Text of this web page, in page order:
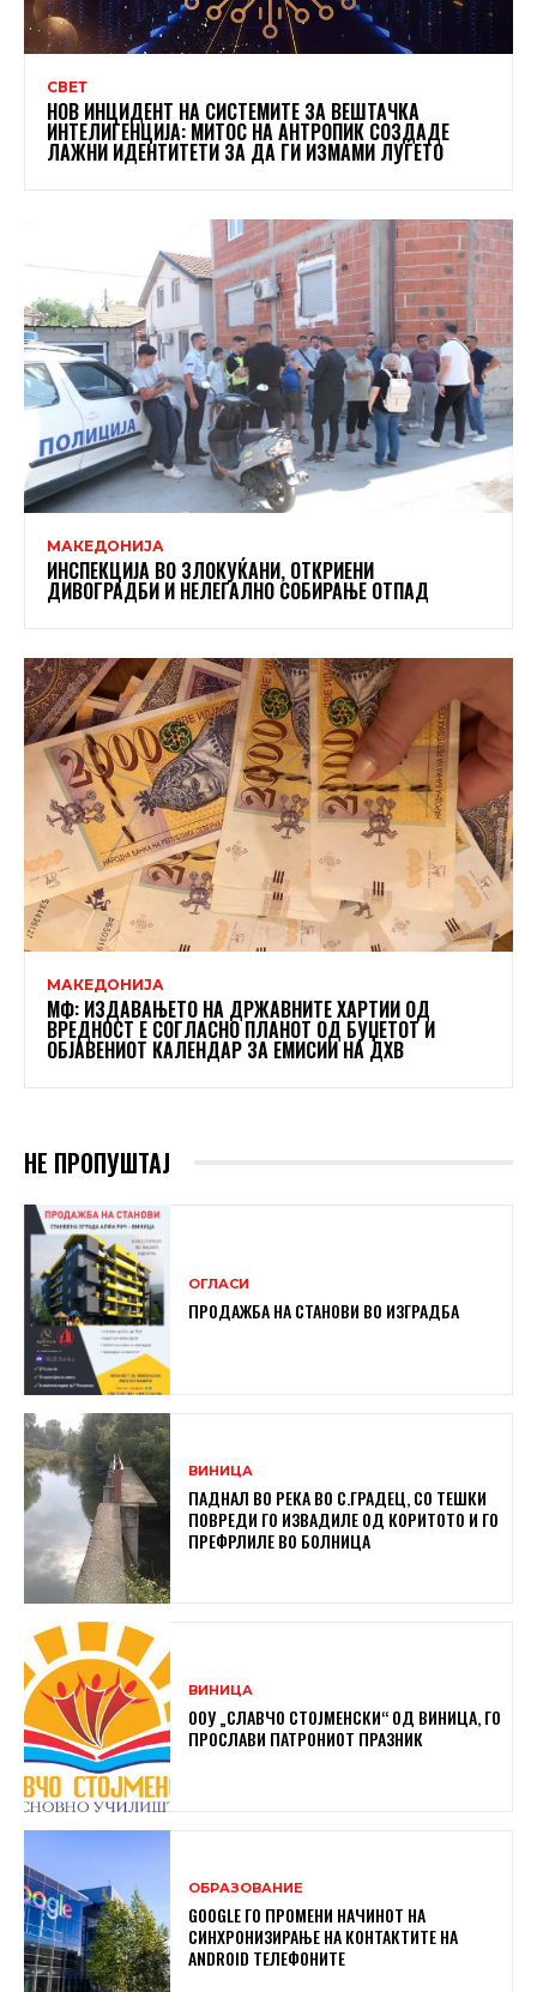
СВЕТ
НОВ ИНЦИДЕНТ НА СИСТЕМИТЕ ЗА ВЕШТАЧКА
ИНТЕЛИГЕНЦИЈА: МИТОС НА АНТРОПИК СОЗДАДЕ
ЛАЖНИ ИДЕНТИТЕТИ ЗА ДА ГИ ИЗМАМИ ЛУЃЕТО
МАКЕДОНИЈА
ИНСПЕКЦИЈА ВО ЗЛОКУЌАНИ, ОТКРИЕНИ
ДИВОГРАДБИ И НЕЛЕГАЛНО СОБИРАЊЕ ОТПАД
МАКЕДОНИЈА
МФ: ИЗДАВАЊЕТО НА ДРЖАВНИТЕ ХАРТИИ ОД
ВРЕДНОСТ Е СОГЛАСНО ПЛАНОТ ОД БУЏЕТОТ И
ОБЈАВЕНИОТ КАЛЕНДАР ЗА ЕМИСИИ НА ДХВ
НЕ ПРОПУШТАЈ
ОГЛАСИ
ПРОДАЖБА НА СТАНОВИ ВО ИЗГРАДБА
ВИНИЦА
ПАДНАЛ ВО РЕКА ВО С.ГРАДЕЦ, СО ТЕШКИ
ПОВРЕДИ ГО ИЗВАДИЛЕ ОД КОРИТОТО И ГО
ПРЕФРЛИЛЕ ВО БОЛНИЦА
ВИНИЦА
ООУ „СЛАВЧО СТОЈМЕНСКИ“ ОД ВИНИЦА, ГО
ПРОСЛАВИ ПАТРОНИОТ ПРАЗНИК
ОБРАЗОВАНИЕ
GOOGLE ГО ПРОМЕНИ НАЧИНОТ НА
СИНХРОНИЗИРАЊЕ НА КОНТАКТИТЕ НА
ANDROID ТЕЛЕФОНИТЕ